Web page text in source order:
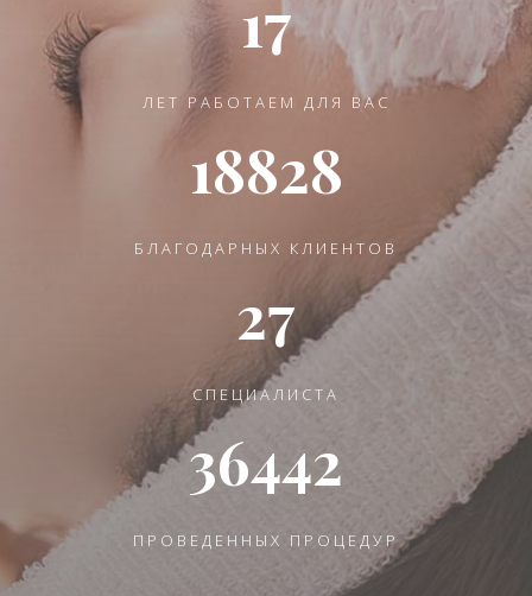
17
ЛЕТ РАБОТАЕМ ДЛЯ ВАС
18828
БЛАГОДАРНЫХ КЛИЕНТОВ
27
СПЕЦИАЛИСТА
36442
ПРОВЕДЕННЫХ ПРОЦЕДУР